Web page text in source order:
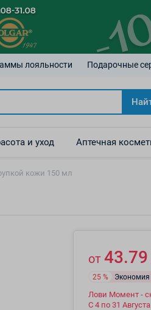
лояльности Подарочные
и уход Аптечная
кожи 150 мл
от 43.79
25 % Экономия
Лови Момент -
С 4 по 31